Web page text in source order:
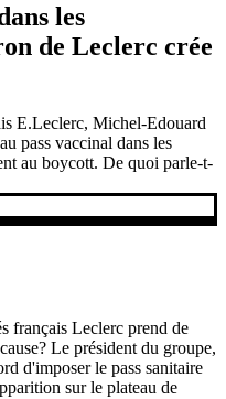
les
de Leclerc crée
E.Leclerc, Michel-Edouard
pass vaccinal dans les
au boycott. De quoi parle-t-
français Leclerc prend de
Le président du groupe,
d'imposer le pass sanitaire
sur le plateau de